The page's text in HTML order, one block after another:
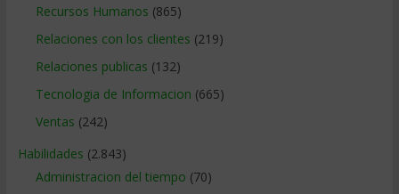
Recursos Humanos (865)
Relaciones con los clientes (219)
Relaciones publicas (132)
Tecnologia de Informacion (665)
Ventas (242)
Habilidades (2.843)
Administracion del tiempo (70)